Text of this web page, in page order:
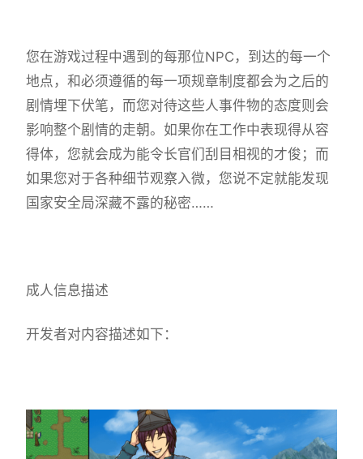
您在游戏过程中遇到的每那位NPC，到达的每一个
地点，和必须遵循的每一项规章制度都会为之后的
剧情埋下伏笔，而您对待这些人事件物的态度则会
影响整个剧情的走朝。如果你在工作中表现得从容
得体，您就会成为能令长官们刮目相视的才俊；而
如果您对于各种细节观察入微，您说不定就能发现
国家安全局深藏不露的秘密……
成人信息描述
开发者对内容描述如下：